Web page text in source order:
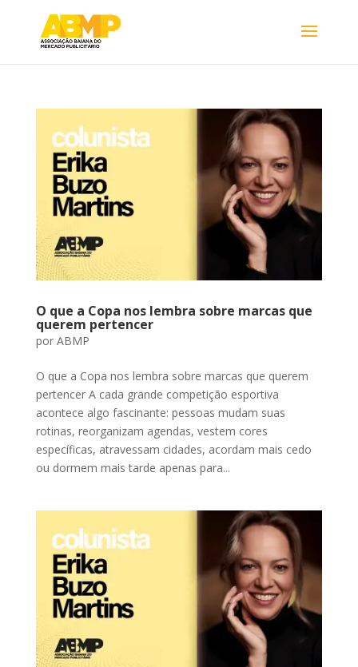
O que a Copa nos lembra sobre marcas que
querem pertencer
por ABMP
O que a Copa nos lembra sobre marcas que querem
pertencer A cada grande competição esportiva
acontece algo fascinante: pessoas mudam suas
rotinas, reorganizam agendas, vestem cores
específicas, atravessam cidades, acordam mais cedo
ou dormem mais tarde apenas para...